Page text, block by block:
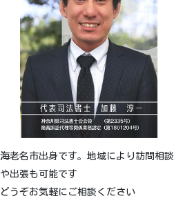
海老名市出身です。地域により訪問相談
や出張も可能です
どうぞお気軽にご相談ください